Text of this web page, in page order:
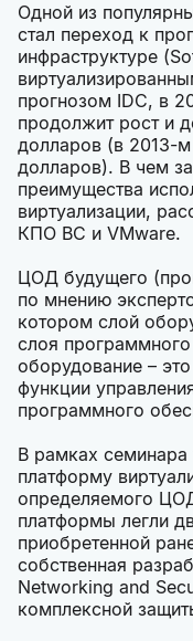
Одной из
стал переход к
инфраструктуре
прогнозом IDC, в
продолжит рост и
долларов (в 2013-
долларов). В чем
преимущества
виртуализации,
КПО ВС и VMware.
ЦОД будущего
по мнению
котором слой
слоя
оборудование –
функции
программного
В рамках семинара
платформу
определяемого
платформы легли
приобретенной
собственная
Networking and
комплексной